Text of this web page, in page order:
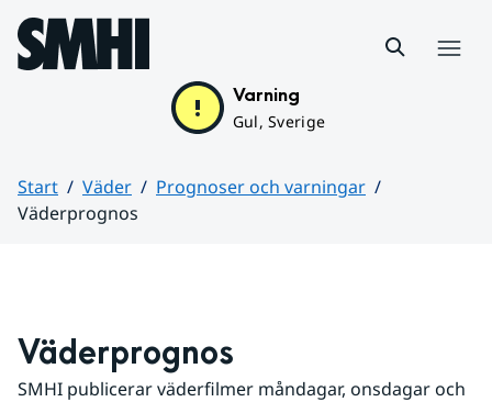
Hoppa till sidans innehåll
Varning
Gul, Sverige
Start Väder
Prognoser och varningar
Väderprognos
Väderprognos
SMHI publicerar väderfilmer måndagar, onsdagar och